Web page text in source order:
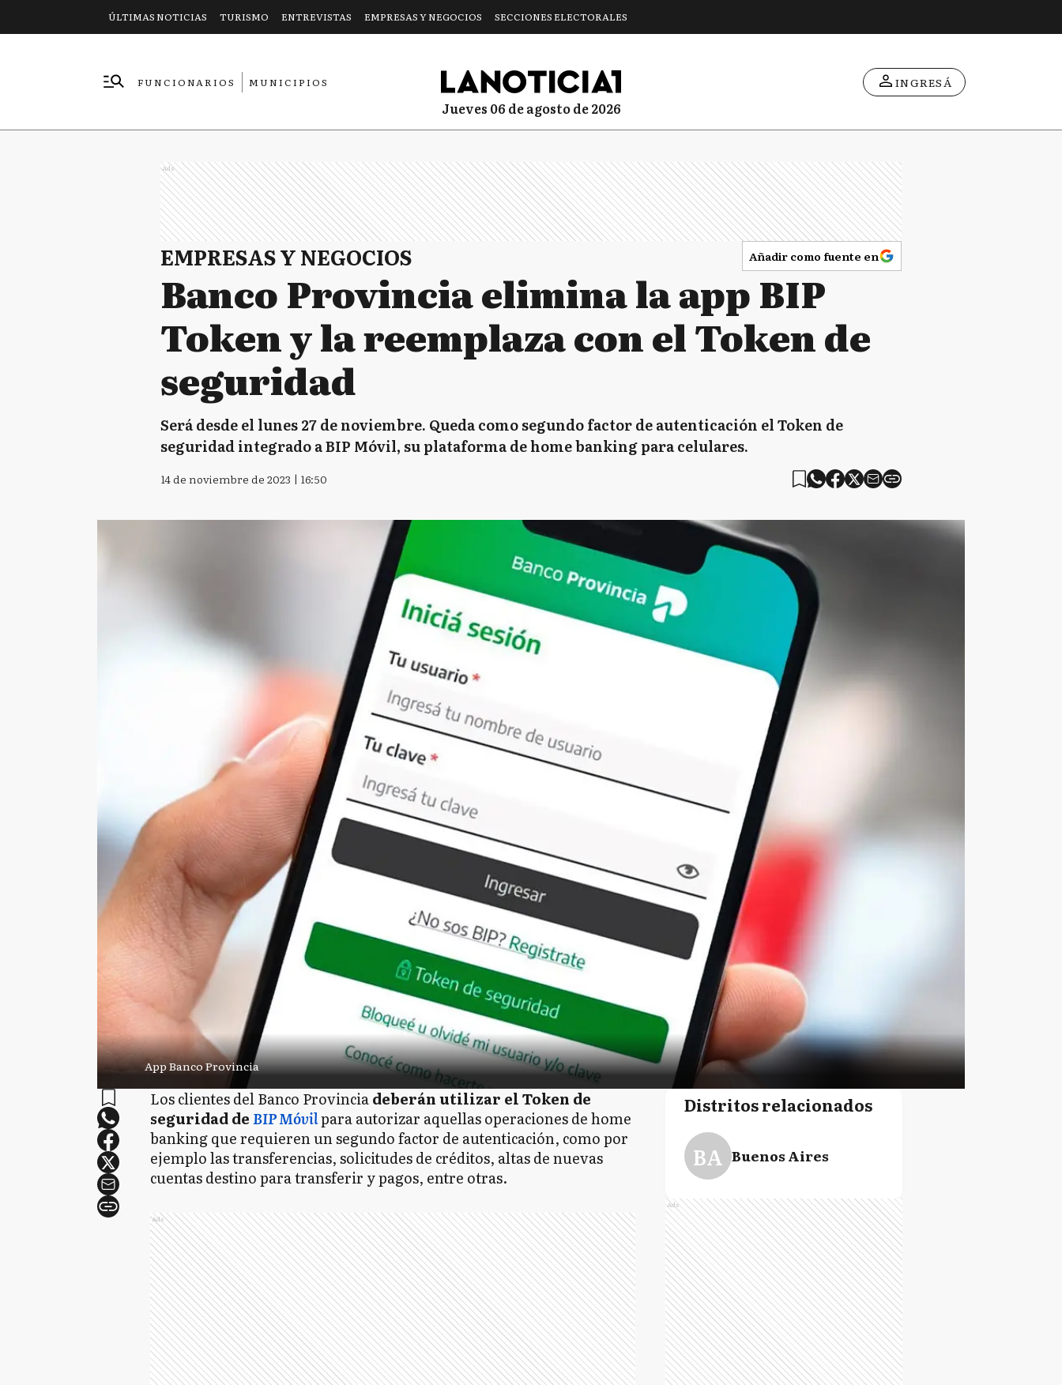
ÚLTIMAS NOTICIAS TURISMO ENTREVISTAS EMPRESAS Y NEGOCIOS SECCIONES ELECTORALES
FUNCIONARIOS
MUNICIPIOS
jueves 06 de agosto de 2026
INGRESÁ
Ads
EMPRESAS Y NEGOCIOS Añadir como fuente en
Banco Provincia elimina la app BIP
Token y la reemplaza con el Token de
seguridad
Será desde el lunes 27 de noviembre. Queda como segundo factor de autenticación el Token de
seguridad integrado a BIP Móvil, su plataforma de home banking para celulares.
14 de noviembre de 2023 | 16:50
App Banco Provincia
Los clientes del Banco Provinciadeberán utilizar el Token de
seguridad deBIP Móvilpara autorizar aquellas operaciones de home
banking que requieren un segundo factor de autenticación, como por
ejemplo las transferencias, solicitudes de créditos, altas de nuevas
cuentas destino para transferir y pagos, entre otras.
Ads
Distritos relacionados
BA Buenos Aires
Ads